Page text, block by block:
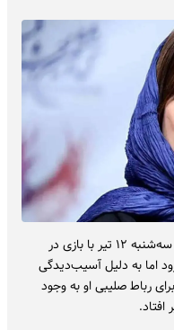
سارا بهرامی بازیگر قرار بود از شب گذشته، سه‌شنبه ۱۲ تیر با بازی در
اما به دلیل آسیب‌دیدگی
رباط صلیبی او به وجود